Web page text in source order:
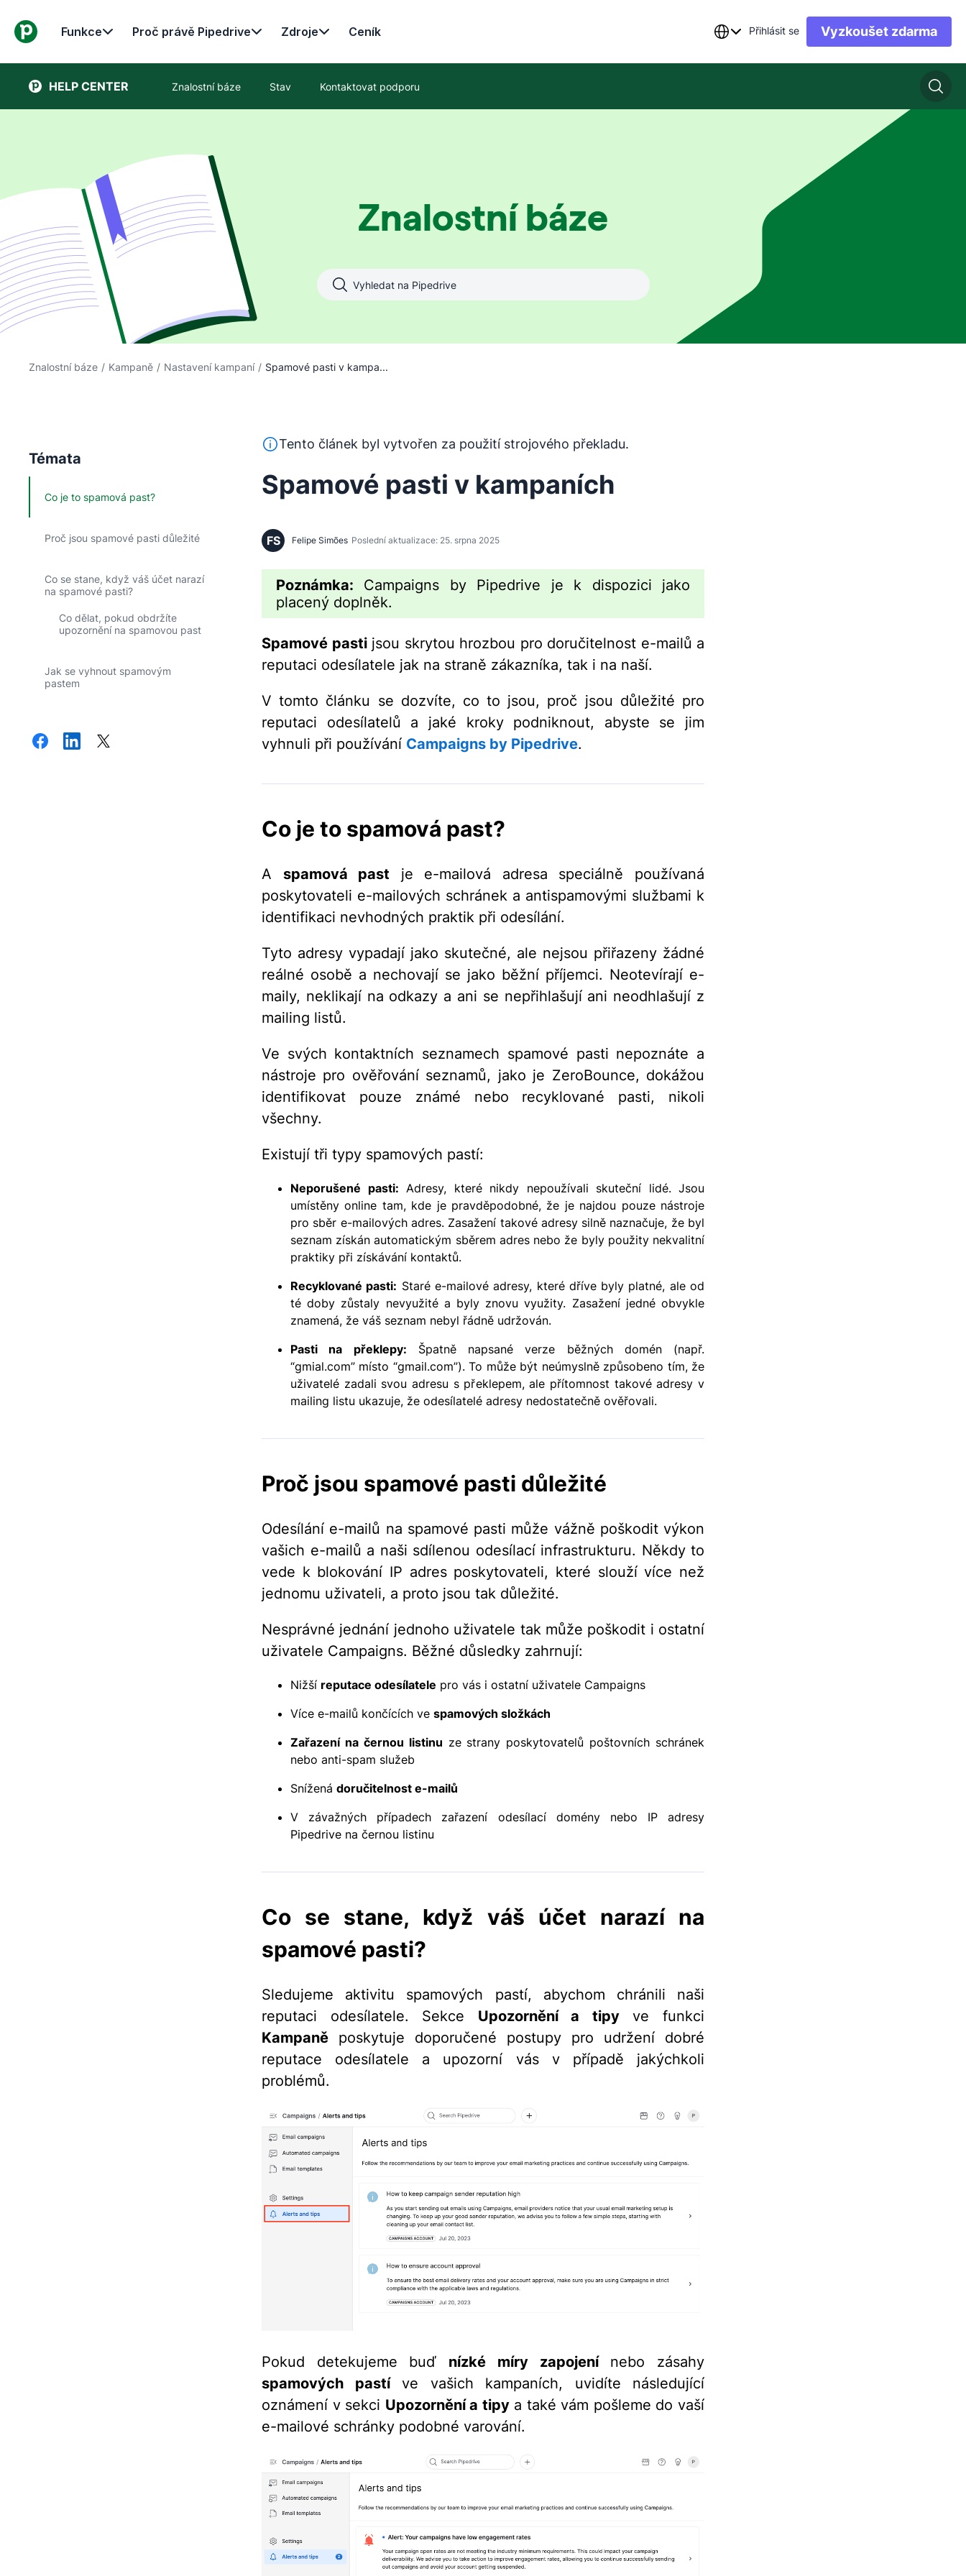
Funkce Proč právě Pipedrive Zdroje Ceník Přihlásit se Vyzkoušet zdarma
HELP CENTER Znalostní báze Stav Kontaktovat podporu
Znalostní báze
Znalostní báze / Kampaně / Nastavení kampaní / Spamové pasti v kampa...
Témata
Co je to spamová past?
Proč jsou spamové pasti důležité
Co se stane, když váš účet narazí
na spamové pasti?
Co dělat, pokud obdržíte
upozornění na spamovou past
Jak se vyhnout spamovým
pastem
Tento text byl přeložen z angličtiny pomocí nástroje pro strojový překlad bez kontroly člověkem. Stroj mohl určité části
Tento článek byl vytvořen za použití strojového překladu.
Spamové pasti v kampaních
FS Felipe Simões Poslední aktualizace: 25. srpna 2025
Poznámka: Campaigns by Pipedrive je k dispozici jako
placený doplněk.
Spamové pastijsou skrytou hrozbou pro doručitelnost e-mailů a
reputaci odesílatele jak na straně zákazníka, tak i na naší.
V tomto článku se dozvíte, co to jsou, proč jsou důležité pro
reputaci odesílatelů a jaké kroky podniknout, abyste se jim
vyhnuli při používání Campaigns by Pipedrive.
Co je to spamová past?
A spamová past je e-mailová adresa speciálně používaná
poskytovateli e-mailových schránek a antispamovými službami k
identifikaci nevhodných praktik při odesílání.
Tyto adresy vypadají jako skutečné, ale nejsou přiřazeny žádné
reálné osobě a nechovají se jako běžní příjemci. Neotevírají e-
maily, neklikají na odkazy a ani se nepřihlašují ani neodhlašují z
mailing listů.
Ve svých kontaktních seznamech spamové pasti nepoznáte a
nástroje pro ověřování seznamů, jako je ZeroBounce, dokážou
identifikovat pouze známé nebo recyklované pasti, nikoli
všechny.
Existují tři typy spamových pastí:
Neporušené pasti: Adresy, které nikdy nepoužívali skuteční lidé. Jsou
umístěny online tam, kde je pravděpodobné, že je najdou pouze nástroje
pro sběr e-mailových adres. Zasažení takové adresy silně naznačuje, že byl
seznam získán automatickým sběrem adres nebo že byly použity nekvalitní
praktiky při získávání kontaktů.
Recyklované pasti: Staré e-mailové adresy, které dříve byly platné, ale od
té doby zůstaly nevyužité a byly znovu využity. Zasažení jedné obvykle
znamená, že váš seznam nebyl řádně udržován.
Pasti na překlepy: Špatně napsané verze běžných domén (např.
“gmial.com” místo “gmail.com”). To může být neúmyslně způsobeno tím, že
uživatelé zadali svou adresu s překlepem, ale přítomnost takové adresy v
mailing listu ukazuje, že odesílatelé adresy nedostatečně ověřovali.
Proč jsou spamové pasti důležité
Odesílání e-mailů na spamové pasti může vážně poškodit výkon
vašich e-mailů a naši sdílenou odesílací infrastrukturu. Někdy to
vede k blokování IP adres poskytovateli, které slouží více než
jednomu uživateli, a proto jsou tak důležité.
Nesprávné jednání jednoho uživatele tak může poškodit i ostatní
uživatele Campaigns. Běžné důsledky zahrnují:
Nižší reputace odesílatele pro vás i ostatní uživatele Campaigns
Více e-mailů končících ve spamových složkách
Zařazení na černou listinu ze strany poskytovatelů poštovních schránek
nebo anti-spam služeb
Snížená doručitelnost e-mailů
V závažných případech zařazení odesílací domény nebo IP adresy
Pipedrive na černou listinu
Co se stane, když váš účet narazí na
spamové pasti?
Sledujeme aktivitu spamových pastí, abychom chránili naši
reputaci odesílatele. Sekce Upozornění a tipyve funkci
Kampaně poskytuje doporučené postupy pro udržení dobré
reputace odesílatele a upozorní vás v případě jakýchkoli
problémů.
Pokud detekujeme buď nízké míry zapojenínebo zásahy
spamových pastíve vašich kampaních, uvidíte následující
oznámení v sekci Upozornění a tipya také vám pošleme do vaší
e-mailové schránky podobné varování.